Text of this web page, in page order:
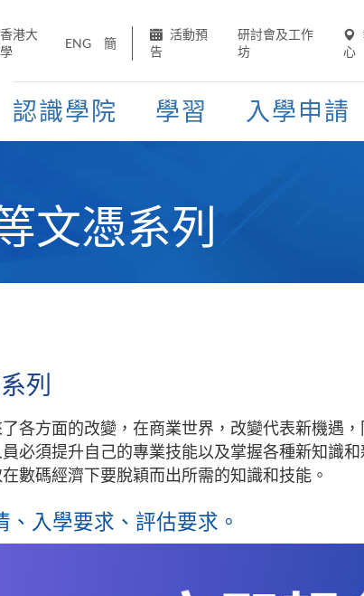
香港大
學
ENG 簡
活動預
告
研討會及工作
坊
心
認識學院 學習 入學申請
文憑系列
列
各方面的改變，在商業世界，改變代表新機遇
必須提升自己的專業技能以及掌握各種新知識
數碼經濟下要脫穎而出所需的知識和技能。
入學要求、評估要求。